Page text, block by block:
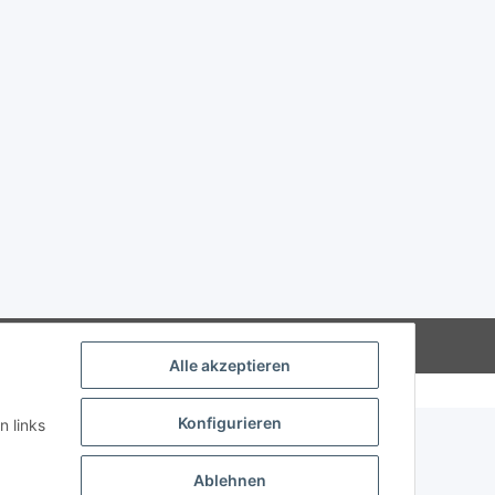
Alle akzeptieren
Konfigurieren
Ablehnen
links
berechnet. Powered byJTL-Shop